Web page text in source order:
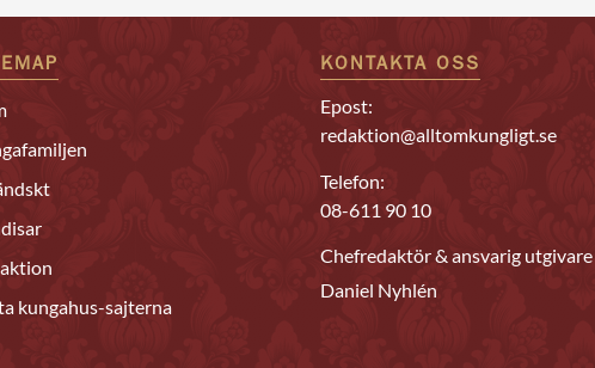
kungahus-sajterna
KONTAKTA OSS
Epost:
redaktion@alltomkungligt.se
Telefon:
08-611 90 10
Chefredaktör & ansvarig utgivare
Daniel Nyhlén